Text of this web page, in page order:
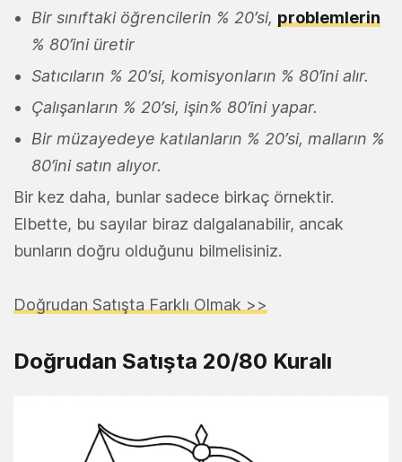
Bir sınıftaki öğrencilerin % 20’si, problemlerin
% 80’ini üretir
Satıcıların % 20’si, komisyonların % 80’ini alır.
Çalışanların % 20’si, işin% 80’ini yapar.
Bir müzayedeye katılanların % 20’si, malların %
80’ini satın alıyor.
Bir kez daha, bunlar sadece birkaç örnektir.
Elbette, bu sayılar biraz dalgalanabilir, ancak
bunların doğru olduğunu bilmelisiniz.
Doğrudan Satışta Farklı Olmak >>
Doğrudan Satışta 20/80 Kuralı